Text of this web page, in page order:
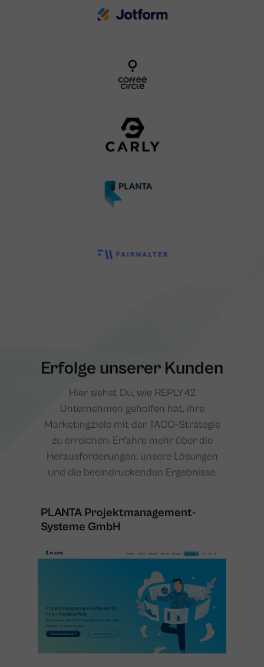
Hier siehst Du, wie REPLY42
Unternehmen geholfen hat, ihre
Marketingziele mit der TACO-Strategie
zu erreichen. Erfahre mehr über die
Herausforderungen, unsere Lösungen
und die beeindruckenden Ergebnisse.
Erfolge unserer Kunden
PLANTA Projektmanagement-
Systeme GmbH